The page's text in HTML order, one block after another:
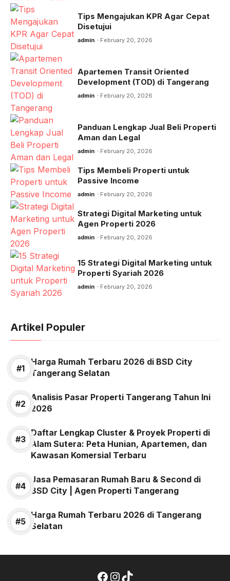
Tips Mengajukan KPR Agar Cepat
Disetujui
admin February 20, 2026
Apartemen Transit Oriented
Development (TOD) di Tangerang
admin February 20, 2026
Panduan Lengkap Jual Beli Properti
Aman dan Legal
admin February 20, 2026
Tips Membeli Properti untuk
Passive Income
admin February 20, 2026
Strategi Digital Marketing untuk
Agen Properti 2026
admin February 20, 2026
15 Strategi Digital Marketing untuk
Properti Syariah 2026
admin February 20, 2026
Artikel Populer
Harga Rumah Terbaru 2026 di BSD City
Tangerang Selatan
Analisis Pasar Properti Tangerang Tahun Ini
2026
Daftar Lengkap Cluster & Proyek Properti di
Alam Sutera: Peta Hunian, Apartemen, dan
Kawasan Komersial Terbaru
Jasa Pemasaran Rumah Baru & Second di
BSD City | Agen Properti Tangerang
Harga Rumah Terbaru 2026 di Tangerang
Selatan
Facebook
Instagram
TikTok